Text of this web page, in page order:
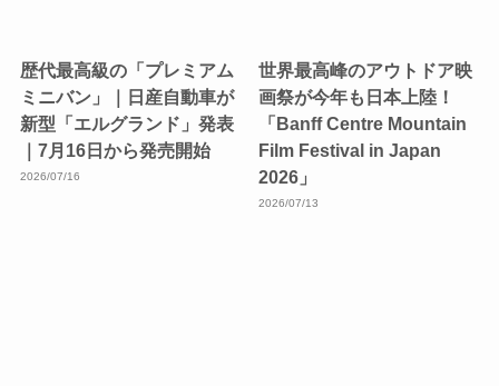
歴代最高級の「プレミアム
ミニバン」｜日産自動車が
新型「エルグランド」発表
｜7月16日から発売開始
2026/07/16
世界最高峰のアウトドア映
画祭が今年も日本上陸！
「Banff Centre Mountain
Film Festival in Japan
2026」
2026/07/13